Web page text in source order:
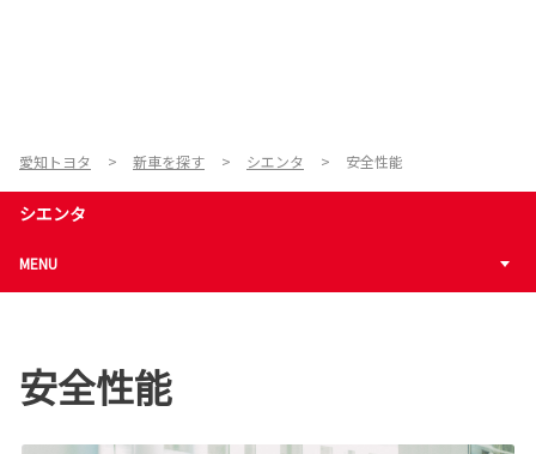
愛知トヨタ 新車を探す シエンタ 安全性能
シエンタ
MENU
安全性能